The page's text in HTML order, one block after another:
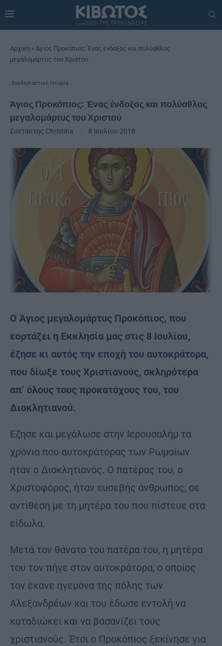
Αρχική » Άγιος Προκόπιος: Ένας ένδοξος και πολύαθλος
μεγαλομάρτυς του Χριστού
Εκκλησιαστική Ιστορία
Άγιος Προκόπιος: Ένας ένδοξος και πολύαθλος
μεγαλομάρτυς του Χριστού
Συντάκτης Christina 8 Ιουλίου 2018
Ο Άγιος μεγαλομάρτυς Προκόπιος, που
εορτάζει η Εκκλησία μας στις 8 Ιουλίου,
έζησε κι αυτός την εποχή του αυτοκράτορα,
που δίωξε τους Χριστιανούς, σκληρότερα
απ’ όλους τους προκατόχους του, του
Διοκλητιανού.
Εζησε και μεγάλωσε στην Ιερουσαλήμ τα
χρόνια που αυτοκράτορας των Ρωμαίων
ήταν ο Διοκλητιανός. Ο πατέρας του, ο
Χριστοφόρος, ήταν ευσεβής άνθρωπος, σε
αντίθεση με τη μητέρα του που πίστευε στα
είδωλα.
Μετά τον θάνατο του πατέρα του, η μητέρα
του τον πήγε στον αυτοκράτορα, ο οποίος
τον έκανε ηγεμόνα της πόλης των
Αλεξανδρέων και του έδωσε εντολή να
καταδιώκει και να βασανίζει τους
χριστιανούς. Έτσι ο Προκόπιος ξεκίνησε για